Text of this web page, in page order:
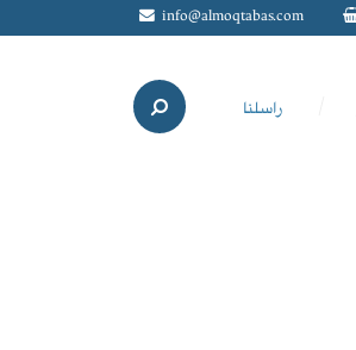
info@almoqtabas.com
راسلنا